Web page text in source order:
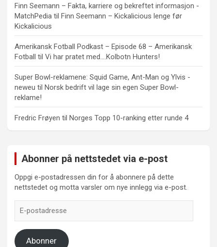
Finn Seemann – Fakta, karriere og bekreftet informasjon -
MatchPedia til Finn Seemann – Kickalicious lenge før
Kickalicious
Amerikansk Fotball Podkast – Episode 68 – Amerikansk
Fotball til Vi har pratet med….Kolbotn Hunters!
Super Bowl-reklamene: Squid Game, Ant-Man og Ylvis -
neweu til Norsk bedrift vil lage sin egen Super Bowl-
reklame!
Fredric Frøyen til Norges Topp 10-ranking etter runde 4
Abonner på nettstedet via e-post
Oppgi e-postadressen din for å abonnere på dette
nettstedet og motta varsler om nye innlegg via e-post.
postadresse
Abonner